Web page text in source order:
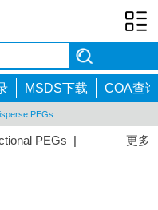
MSDS下载 COA查询
PEGs
更多
PEGs |